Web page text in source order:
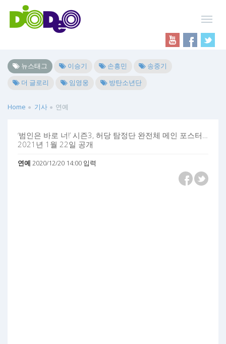
뉴스태그 이승기 손흥민
송중기
더 글로리
임영웅 방탄소년단
Home 기사 연예
‘범인은 바로 너!’ 시즌3, 허당 탐정단 완전체 메인 포스터…
2021년 1월 22일 공개
연예 2020/12/20 14:00 입력